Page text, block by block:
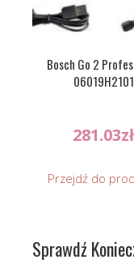
Bosch Go 2
06019H2101
281.03zł
Przejdź do
Sprawdź